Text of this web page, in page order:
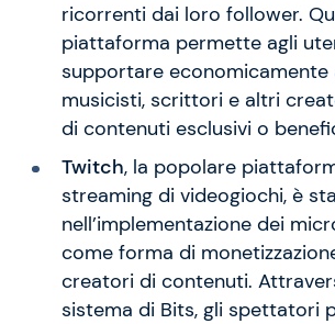
ricorrenti dai loro follower.
piattaforma permette agli
supportare economicamente
musicisti, scrittori e altri
di contenuti esclusivi o
Twitch, la popolare
streaming di videogiochi, è
nell’implementazione dei
come forma di
creatori di contenuti.
sistema di Bits, gli spettatori